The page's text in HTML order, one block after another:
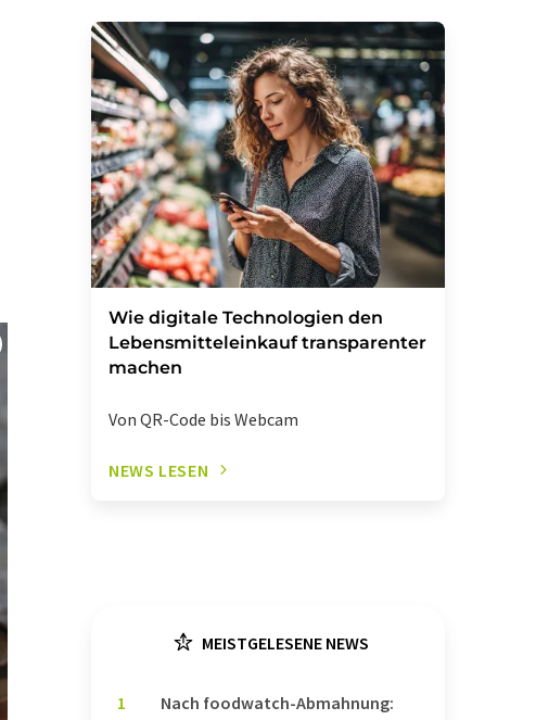
Wie digitale Technologien den
Lebensmitteleinkauf transparenter
machen
Von QR-Code bis Webcam
NEWS LESEN
MEISTGELESENE NEWS
1
Nach foodwatch-Abmahnung: